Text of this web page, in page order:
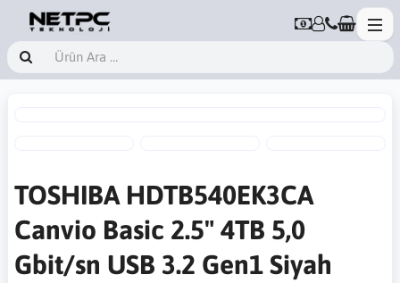
TOSHIBA HDTB540EK3CA
Canvio Basic 2.5" 4TB 5,0
Gbit/sn USB 3.2 Gen1 Siyah